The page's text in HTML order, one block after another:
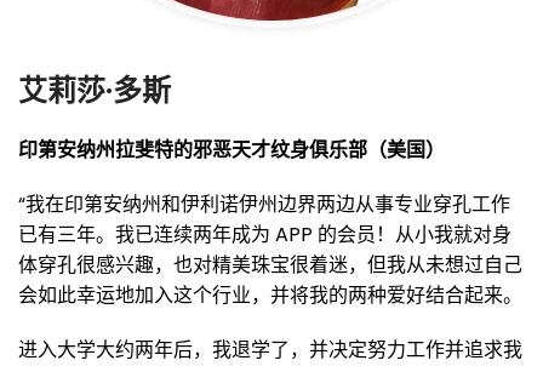
艾莉莎·多斯
印第安纳州拉斐特的邪恶天才纹身俱乐部（美国）
“我在印第安纳州和伊利诺伊州边界两边从事专业穿孔工作
已有三年。我已连续两年成为 APP 的会员！从小我就对身
体穿孔很感兴趣，也对精美珠宝很着迷，但我从未想过自己
会如此幸运地加入这个行业，并将我的两种爱好结合起来。
进入大学大约两年后，我退学了，并决定努力工作并追求我